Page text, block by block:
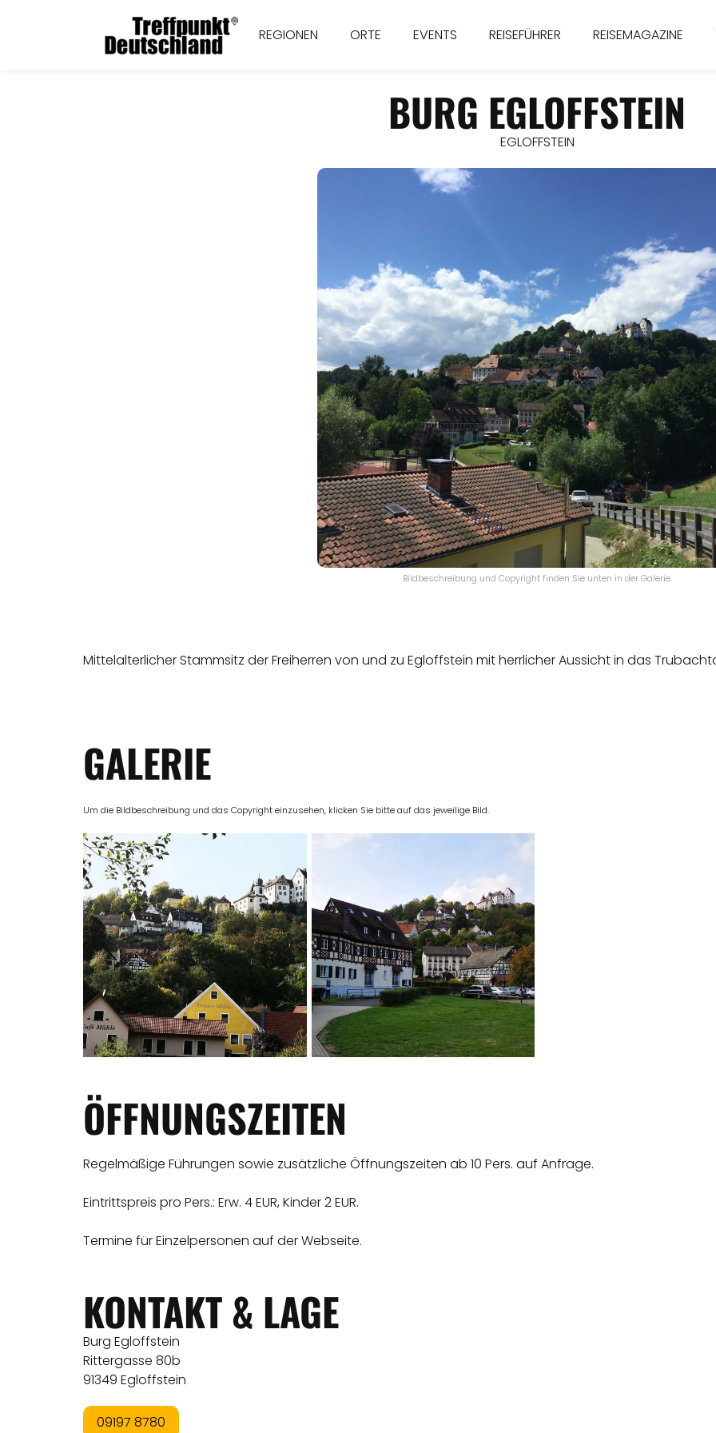
REGIONEN ORTE EVENTS REISEFÜHRER REISEMAGAZINE
BURG EGLOFFSTEIN
EGLOFFSTEIN
Bildbeschreibung und Copyright finden Sie unten in der Galerie.
Mittelalterlicher Stammsitz der Freiherren von und zu Egloffstein mit herrlicher Aussicht in das
GALERIE
Um die Bildbeschreibung und das Copyright einzusehen, klicken Sie bitte auf das jeweilige Bild.
ÖFFNUNGSZEITEN
Regelmäßige Führungen sowie zusätzliche Öffnungszeiten ab 10 Pers. auf Anfrage.
Eintrittspreis pro Pers.: Erw. 4 EUR, Kinder 2 EUR.
Termine für Einzelpersonen auf der Webseite.
KONTAKT & LAGE
Burg Egloffstein
Rittergasse 80b
91349 Egloffstein
09197 8780